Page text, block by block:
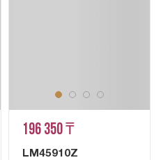
196 350 ₸
LM45910Z